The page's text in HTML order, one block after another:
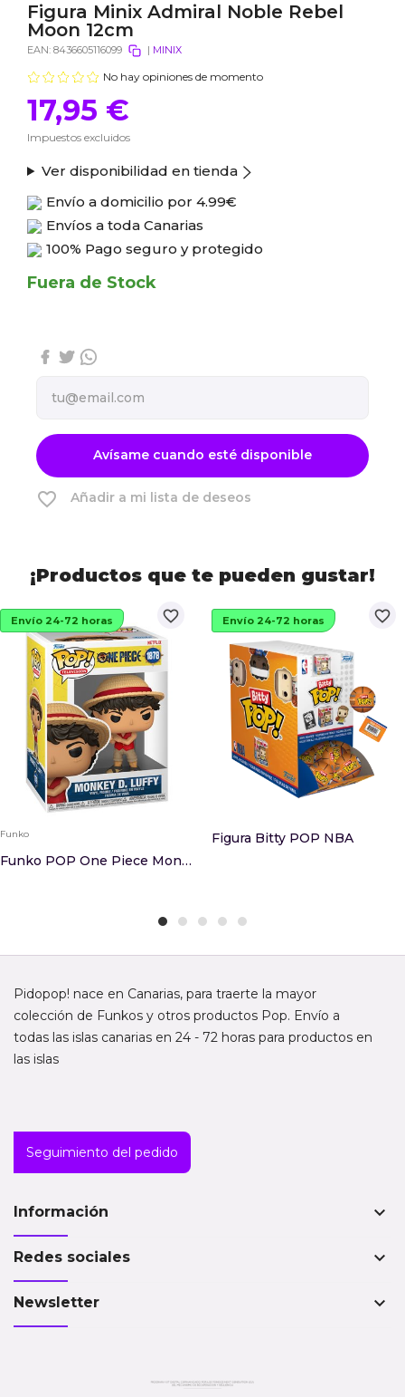
Figura Minix Admiral Noble Rebel
Moon 12cm
EAN: 8436605116099 | MINIX
No hay opiniones de momento
17,95 €
Impuestos excluidos
Ver disponibilidad en tienda
Envío a domicilio por 4.99€
Envíos a toda Canarias
100% Pago seguro y protegido
Fuera de Stock
Avísame cuando esté disponible
favorite_border Añadir a mi lista de deseos
¡Productos que te pueden gustar!
favorite_border
Envío 24-72 horas
Funko
Funko POP One Piece Monkey D. Luffy 1878
favorite_border
Envío 24-72 horas
Figura Bitty POP NBA
Pidopop! nace en Canarias, para traerte la mayor
colección de Funkos y otros productos Pop. Envío a
todas las islas canarias en 24 - 72 horas para productos en
las islas
Seguimiento del pedido
Información keyboard_arrow_down
Redes sociales keyboard_arrow_down
Newsletter keyboard_arrow_down